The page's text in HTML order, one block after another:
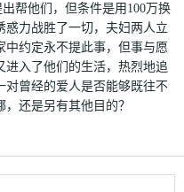
出帮他们，但条件是用100万换
力战胜了一切，夫妇两人立
约定永不提此事，但事与愿
入了他们的生活，热烈地追
对曾经的爱人是否能够既往不
还是另有其他目的？